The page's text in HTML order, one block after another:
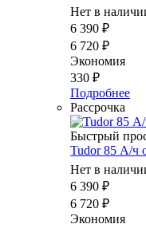
Нет в
6 390 ₽
6 720 ₽
Экономия
330 ₽
Подробнее
Рассрочка
Быстрый
Tudor 85 А/ч
Нет в
6 390 ₽
6 720 ₽
Экономия